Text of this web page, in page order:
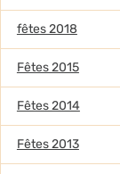
fêtes 2018
Fêtes 2015
Fêtes 2014
Fêtes 2013